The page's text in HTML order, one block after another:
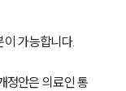
가능합니다.
정안은 의료인 통